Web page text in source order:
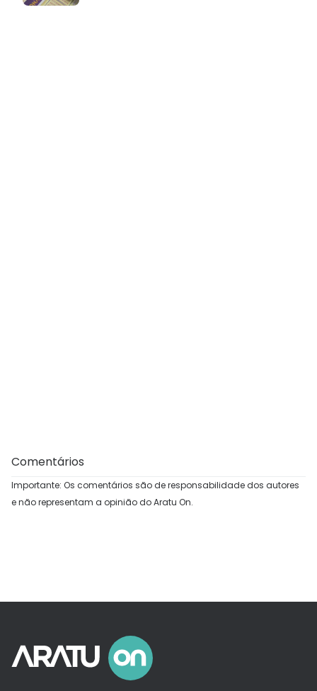
Comentários
Importante: Os comentários são de responsabilidade dos autores
e não representam a opinião do Aratu On.